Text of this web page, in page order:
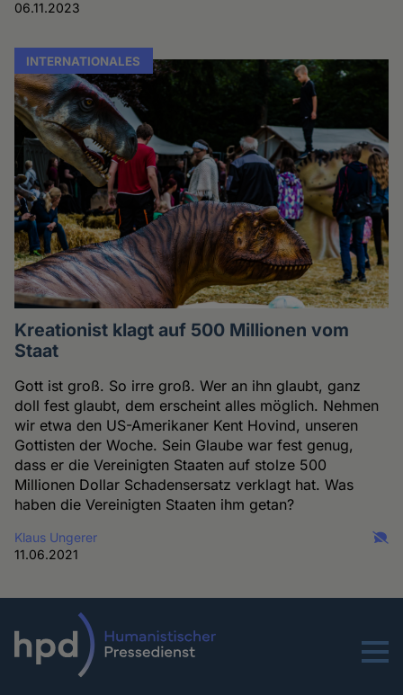
06.11.2023
INTERNATIONALES
Kreationist klagt auf 500 Millionen vom
Staat
Gott ist groß. So irre groß. Wer an ihn glaubt, ganz
doll fest glaubt, dem erscheint alles möglich. Nehmen
wir etwa den US-Amerikaner Kent Hovind, unseren
Gottisten der Woche. Sein Glaube war fest genug,
dass er die Vereinigten Staaten auf stolze 500
Millionen Dollar Schadensersatz verklagt hat. Was
haben die Vereinigten Staaten ihm getan?
Klaus Ungerer
11.06.2021
Menu